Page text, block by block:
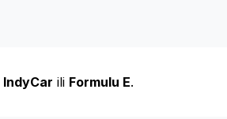
IndyCar ili Formulu E.